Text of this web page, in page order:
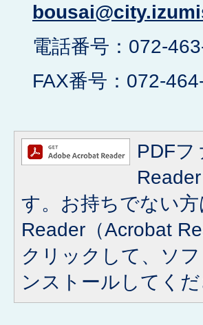
電話番号：072-
FAX番号：072-
PDFフ
す。お持ちでない
Reader（Acrobat
クリックして、ソ
ンストールしてくだ